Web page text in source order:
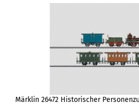
Märklin 26472 Historischer